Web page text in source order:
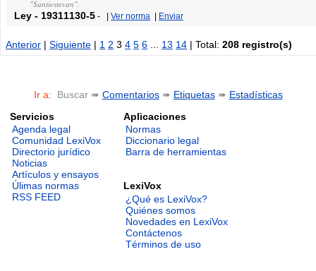
"Santiestevan".
Ley - 19311130-5 - |Ver norma | Enviar
Anterior |Siguiente | 1 2 34 5 6 13 14 | Total:208 registro(s)
Ir a: Buscar ➠ Comentarios➠ Etiquetas➠ Estadísticas
Servicios
Agenda legal
Comunidad LexiVox
Directorio jurídico
Noticias
Artículos y ensayos
Úlimas normas
RSS FEED
Aplicaciones
Normas
Diccionario legal
Barra de herramientas
LexiVox
¿Qué es LexiVox?
Quiénes somos
Novedades en LexiVox
Contáctenos
Términos de uso